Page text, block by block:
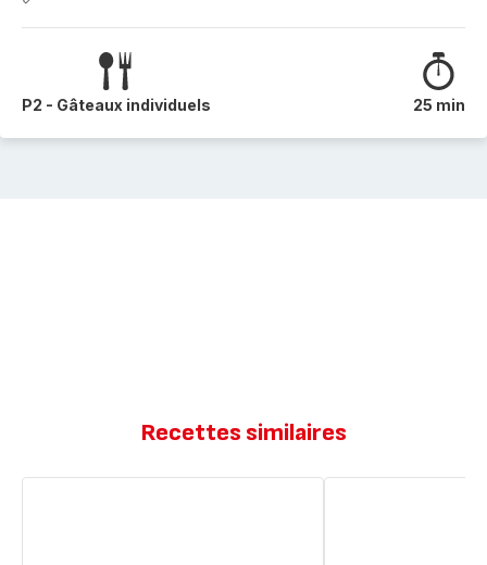
P2 - Gâteaux individuels 25 min
Recettes similaires